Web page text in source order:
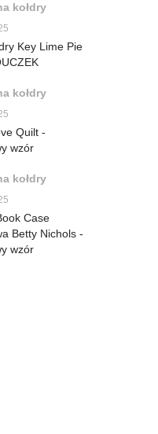
kołdry
Key Lime Pie
kołdry
Quilt -
wzór
kołdry
Case
Betty Nichols -
wzór